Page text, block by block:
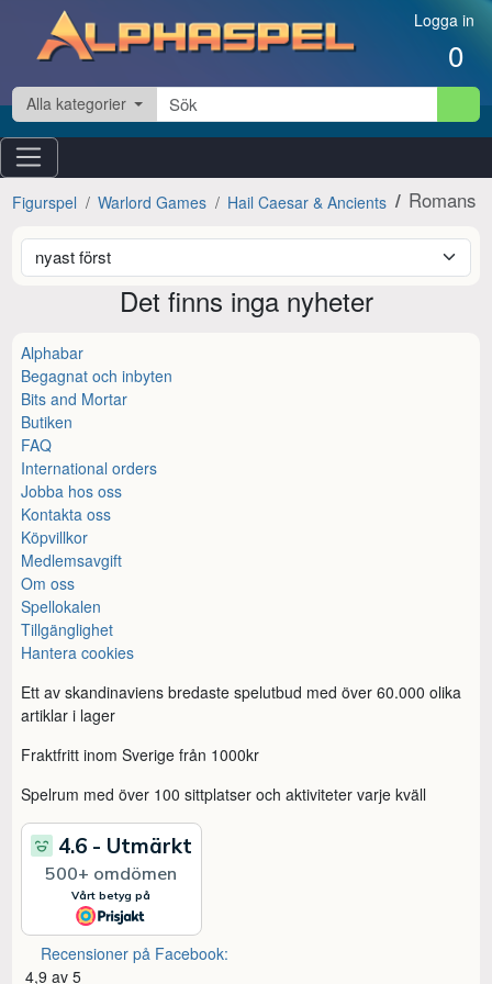
Hoppa till innehåll Logga in
0
Alla kategorier
Figurspel Warlord Games Hail Caesar & Ancients Romans
Det finns inga nyheter
Alphabar
Begagnat och inbyten
Bits and Mortar
Butiken
FAQ
International orders
Jobba hos oss
Kontakta oss
Köpvillkor
Medlemsavgift
Om oss
Spellokalen
Tillgänglighet
Hantera cookies
Ett av skandinaviens bredaste spelutbud med över 60.000 olika
artiklar i lager
Fraktfritt inom Sverige från 1000kr
Spelrum med över 100 sittplatser och aktiviteter varje kväll
Recensioner på Facebook:
4,9 av 5